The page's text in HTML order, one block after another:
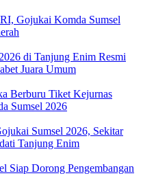
Gojukai Komda Sumsel
di Tanjung Enim Resmi
Juara Umum
Berburu Tiket Kejurnas
Sumsel 2026
Sumsel 2026, Sekitar
Tanjung Enim
Siap Dorong Pengembangan